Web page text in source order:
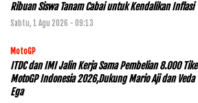
Ribuan Siswa Tanam Cabai untuk Kendalikan Inflasi
Sabtu, 1 Agu 2026 - 09:13
MotoGP
ITDC dan IMI Jalin Kerja Sama Pembelian 8.000
MotoGP Indonesia 2026,Dukung Mario Aji dan Veda
Ega